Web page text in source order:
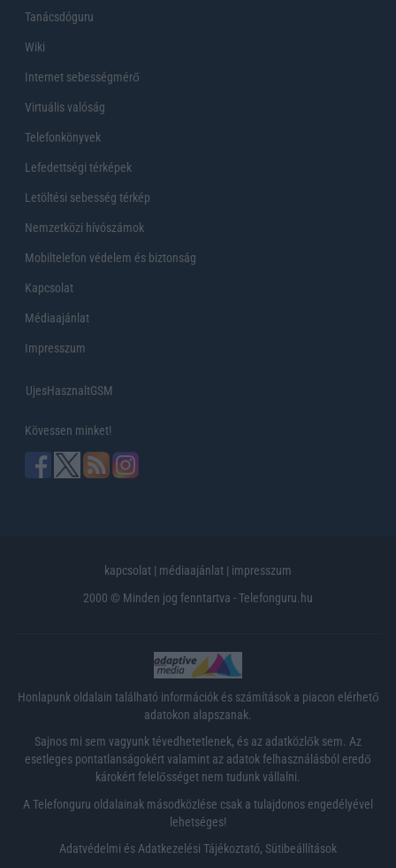
Tanácsdóguru
Wiki
Internet sebességmérő
Virtuális valóság
Telefonkönyvek
Lefedettségi térképek
Letöltési sebesség térkép
Nemzetközi hívószámok
Mobiltelefon védelem és biztonság
Kapcsolat
Médiaajánlat
Impresszum
UjesHasznaltGSM
Kövessen minket!
kapcsolat | médiaajánlat | impresszum
2000 © Minden jog fenntartva - Telefonguru.hu
Honlapunk oldalain található információk és számítások a piacon elérhető
adatokon alapszanak.
Sajnos mi sem vagyunk tévedhetetlenek, és az adatközlők sem. Az
esetleges pontatlanságokért valamint az adatok felhasználásból eredő
károkért felelősséget nem tudunk vállalni.
A Telefonguru oldalainak másodközlése csak a tulajdonos engedélyével
lehetséges!
Adatvédelmi és Adatkezelési Tájékoztató, Sütibeállítások